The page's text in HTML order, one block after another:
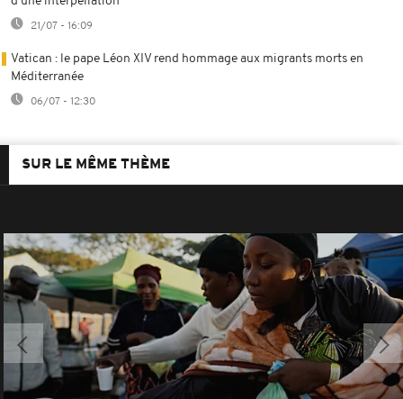
21/07 - 16:09
Vatican : le pape Léon XIV rend hommage aux migrants morts en
Méditerranée
06/07 - 12:30
SUR LE MÊME THÈME